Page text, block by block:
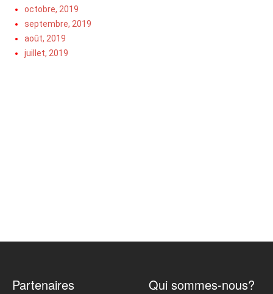
octobre, 2019
septembre, 2019
août, 2019
juillet, 2019
Partenaires Qui sommes-nous?